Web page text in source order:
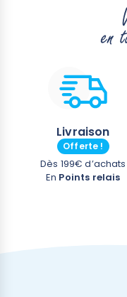
Livraison
Offerte !
Dès 199€ d’achats
En Points relais